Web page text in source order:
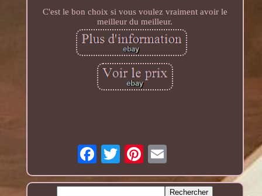
C'est le bon choix si vous voulez vraiment avoir le
meilleur du meilleur.